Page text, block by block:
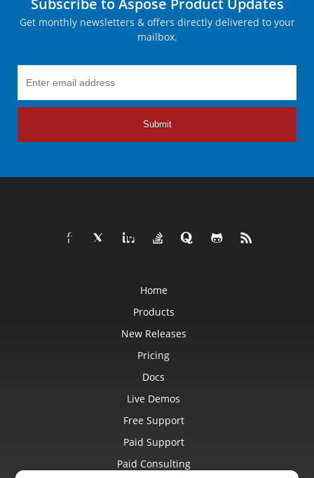
Subscribe to Aspose Product Updates
Get monthly newsletters & offers directly delivered to your
mailbox.
Submit
Home
Products
New Releases
Pricing
Docs
Live Demos
Free Support
Paid Support
Paid Consulting